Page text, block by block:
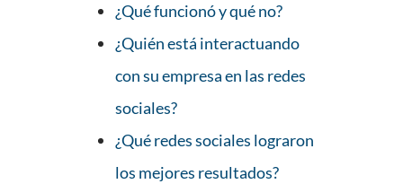
¿Qué funcionó y qué no?
¿Quién está interactuando
con su empresa en las redes
sociales?
¿Qué redes sociales lograron
los mejores resultados?